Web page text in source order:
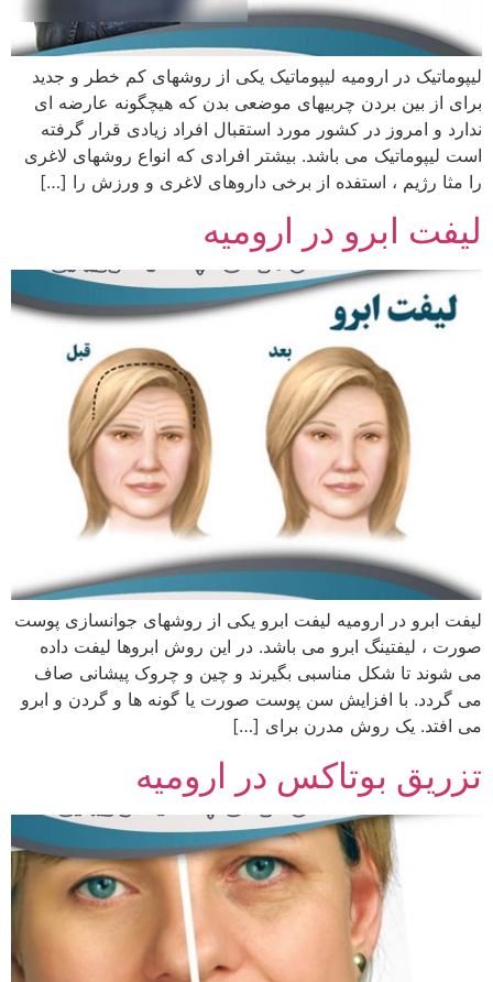
لیپوماتیک در ارومیه لیپوماتیک یکی از روشهای کم خطر و جدید
برای از بین بردن چربیهای موضعی بدن که هیچگونه عارضه ای
ندارد و امروز در کشور مورد استقبال افراد زیادی قرار گرفته
است لیپوماتیک می باشد. بیشتر افرادی که انواع روشهای لاغری
را مثا رژیم ، استفده از برخی داروهای لاغری و ورزش را […]
لیفت ابرو در ارومیه
لیفت ابرو در ارومیه لیفت ابرو یکی از روشهای جوانسازی پوست
صورت ، لیفتینگ ابرو می باشد. در این روش ابروها لیفت داده
می شوند تا شکل مناسبی بگیرند و چین و چروک پیشانی صاف
می گردد. با افزایش سن پوست صورت یا گونه ها و گردن و ابرو
می افتد. یک روش مدرن برای […]
تزریق بوتاکس در ارومیه